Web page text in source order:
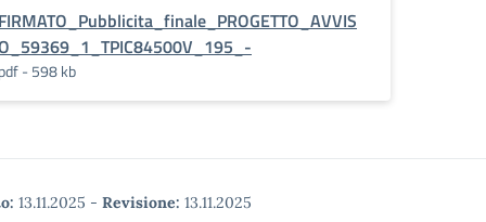
- 598 kb
13.11.2025 - Revisione: 13.11.2025